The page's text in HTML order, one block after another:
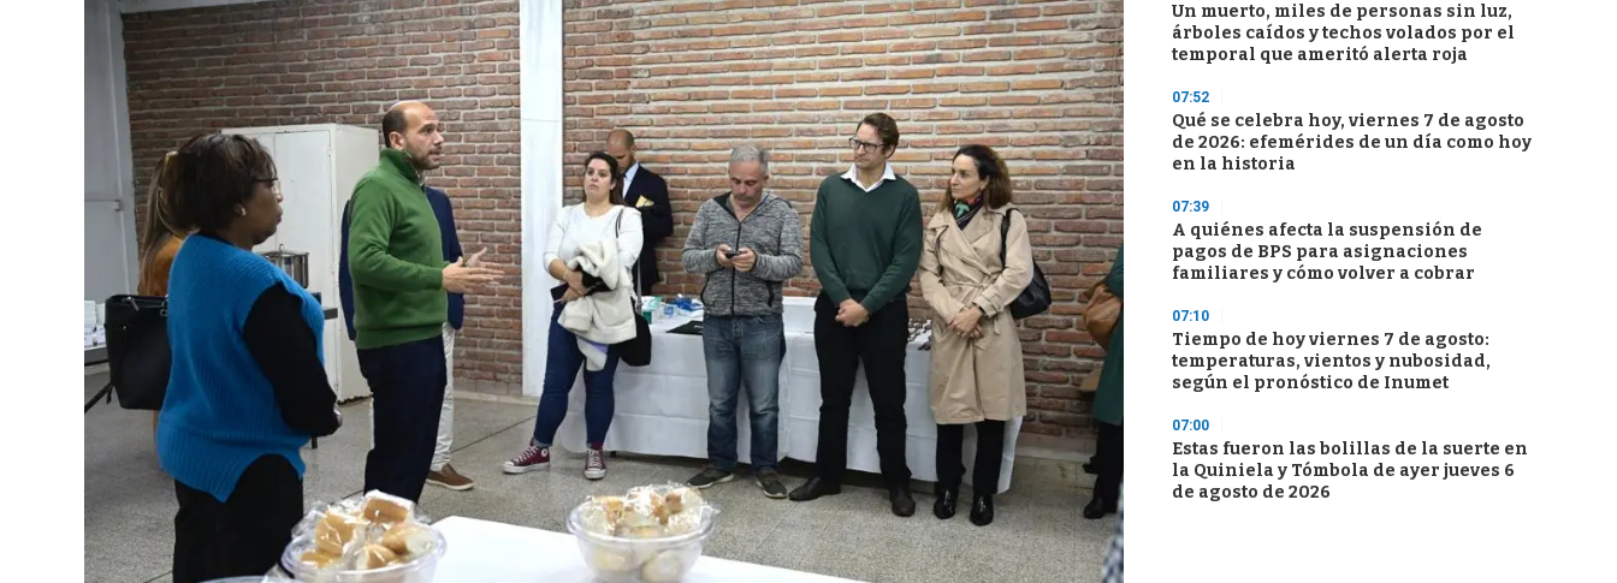
Un muerto, miles de personas sin luz,
árboles caídos y techos volados por el
temporal que ameritó alerta roja
07:52
Qué se celebra hoy, viernes 7 de agosto
de 2026: efemérides de un día como hoy
en la historia
07:39
A quiénes afecta la suspensión de
pagos de BPS para asignaciones
familiares y cómo volver a cobrar
07:10
Tiempo de hoy viernes 7 de agosto:
temperaturas, vientos y nubosidad,
según el pronóstico de Inumet
07:00
Estas fueron las bolillas de la suerte en
la Quiniela y Tómbola de ayer jueves 6
de agosto de 2026